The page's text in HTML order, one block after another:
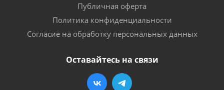
Публичная оферта
Политика конфиденциальности
Согласие на обработку персональных данных
Оставайтесь на связи